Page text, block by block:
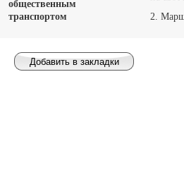
общественным
транспортом
2.